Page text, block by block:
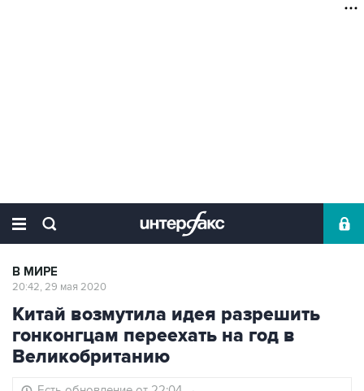
В МИРЕ
20:42, 29 мая 2020
Китай возмутила идея разрешить
гонконгцам переехать на год в
Великобританию